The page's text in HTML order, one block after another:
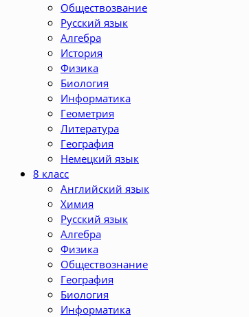
Обществозвание
Русский язык
Алгебра
История
Физика
Биология
Информатика
Геометрия
Литература
География
Немецкий язык
8 класс
Английский язык
Химия
Русский язык
Алгебра
Физика
Обществознание
География
Биология
Информатика